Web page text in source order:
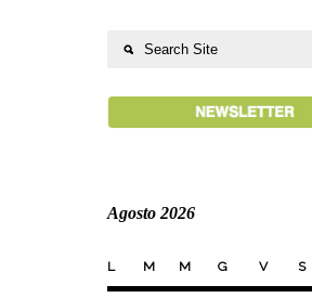
Agosto 2026
L M M G V S